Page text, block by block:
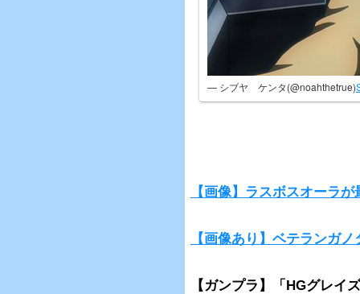
— シブヤ ケンタ(@noahthetrue)
【画像】ラスボスオーラ
【画像あり】ベテランガ
【ガンプラ】「HGグレイ